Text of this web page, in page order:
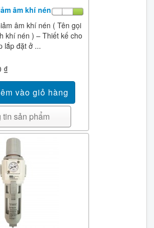
âm khí nén
âm khí nén ( Tên gọi
khí nén ) – Thiết kế cho
lắp đặt ở ...
₫
tin sản phẩm